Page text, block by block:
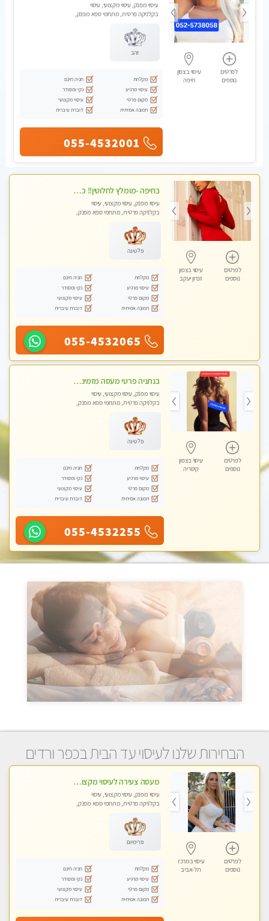
לפרטים
נוספים
עיסוי בצפון
חיפה
עיסוי מפנק, עיסוי מקצועי, עיסוי
בקלניקה פרטית, מתחמי ספא מפנק,
עיסוי טנטרה
זהב
מקלחת
חניה חינם
עיסוי מרגיע
נקי ומסודר
מקום פרטי
עיסוי מקצועי
תמונה אמיתית
דוברת עיברית
055-4532001
לפרטים
נוספים
עיסוי בצפון
זכרון יעקב
בחיפה -מומלץ לחלוטין!! כל סוגי העיסויים מעסה מקצועית ואיכותית פרטי!!!
עיסוי מפנק, עיסוי מקצועי, עיסוי
בקלניקה פרטית, מתחמי ספא מפנק,
פלטינה
מקלחת
חניה חינם
עיסוי מרגיע
נקי ומסודר
מקום פרטי
עיסוי מקצועי
תמונה אמיתית
דוברת עיברית
055-4532065
לפרטים
נוספים
עיסוי בצפון
קיסריה
בנתניה פרטי מעסה מזמינה אותך למפגש אחד על אחד בלי שותפות! פינוק מרגיע vip
עיסוי מפנק, עיסוי מקצועי, עיסוי
בקלניקה פרטית, מתחמי ספא מפנק,
פלטינה
מקלחת
חניה חינם
עיסוי מרגיע
נקי ומסודר
מקום פרטי
עיסוי מקצועי
תמונה אמיתית
דוברת עיברית
055-4532255
הבחירות שלנו לעיסוי עד הבית בכפר ורדים
לפרטים
נוספים
עיסוי במרכז
תל-אביב
מעסה צעירה לעיסוי מקצועי בבת-ים ללא מין !!
עיסוי מפנק, עיסוי מקצועי, עיסוי
בקלניקה פרטית, מתחמי ספא מפנק,
טנטרה
פרימיום
מקלחת
חניה חינם
עיסוי מרגיע
נקי ומסודר
מקום פרטי
עיסוי מקצועי
תמונה אמיתית
דוברת עיברית